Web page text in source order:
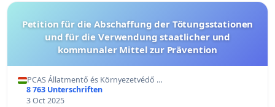
Petition für die Abschaffung der Tötungsstationen
und für die Verwendung staatlicher und
kommunaler Mittel zur Prävention
PCAS Állatmentő és Környezetvédő …
8 763 Unterschriften
3 Oct 2025